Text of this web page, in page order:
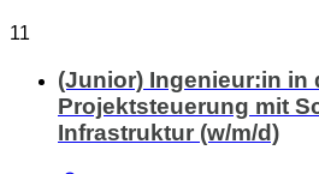
11
(Junior) Ingenieur:in in
Projektsteuerung mit
Infrastruktur (w/m/d)